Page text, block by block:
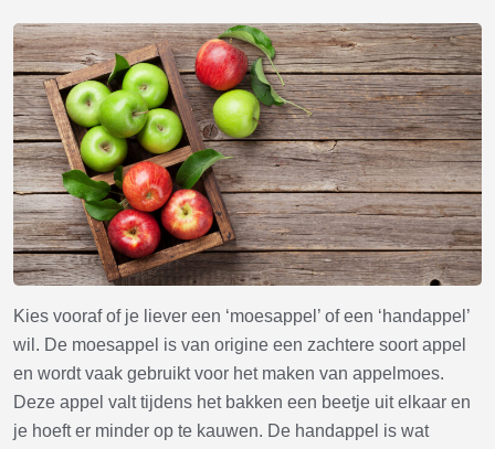
Kies vooraf of je liever een ‘moesappel’ of een ‘handappel’
wil. De moesappel is van origine een zachtere soort appel
en wordt vaak gebruikt voor het maken van appelmoes.
Deze appel valt tijdens het bakken een beetje uit elkaar en
je hoeft er minder op te kauwen. De handappel is wat